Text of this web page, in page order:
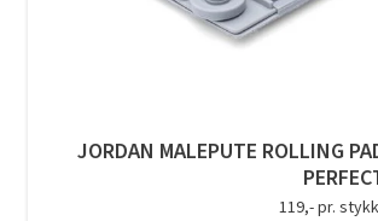
JORDAN MALEPUTE ROLLING
119,- pr. stykk